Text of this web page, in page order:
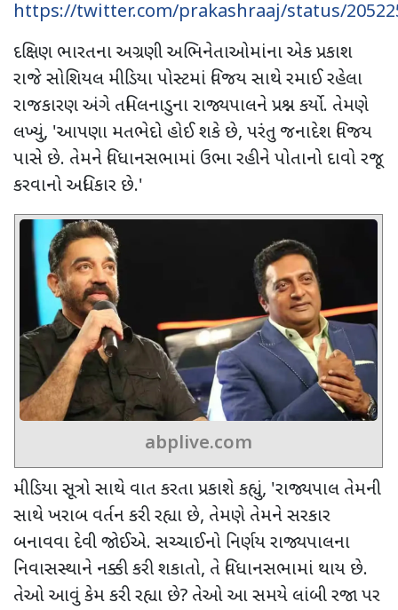
https://twitter.com/prakashraaj/status/
દક્ષિણ ભારતના અગ્રણી અભિનેતાઓમાંના એક પ્રકાશ
રાજે સોશિયલ મીડિયા પોસ્ટમાં વિજય સાથે રમાઈ રહેલા
રાજકારણ અંગે તમિલનાડુના રાજ્યપાલને પ્રશ્ન કર્યો. તેમણે
લખ્યું, 'આપણા મતભેદો હોઈ શકે છે, પરંતુ જનાદેશ વિજય
પાસે છે. તેમને વિધાનસભામાં ઉભા રહીને પોતાનો દાવો રજૂ
કરવાનો અધિકાર છે.'
abplive.com
મીડિયા સૂત્રો સાથે વાત કરતા પ્રકાશે કહ્યું, 'રાજ્યપાલ તેમની
સાથે ખરાબ વર્તન કરી રહ્યા છે, તેમણે તેમને સરકાર
બનાવવા દેવી જોઈએ. સચ્ચાઈનો નિર્ણય રાજ્યપાલના
નિવાસસ્થાને નક્કી કરી શકાતો, તે વિધાનસભામાં થાય છે.
તેઓ આવું કેમ કરી રહ્યા છે? તેઓ આ સમયે લાંબી રજા પર